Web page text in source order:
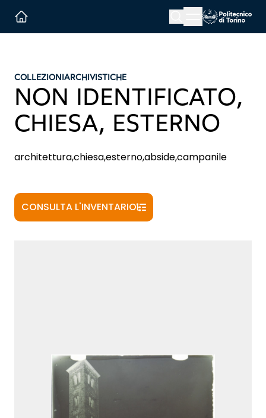
Menu button
COLLEZIONIARCHIVISTICHE
NON IDENTIFICATO,
CHIESA, ESTERNO
architettura,chiesa,esterno,abside,campanile
CONSULTA L'INVENTARIO